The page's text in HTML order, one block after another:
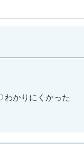
わかりにくかった